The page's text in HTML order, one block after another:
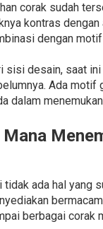
corak sudah
kontras
dengan
sisi desain, saat
Ada motif
dalam
Mana
tidak ada hal yang
berbagai corak